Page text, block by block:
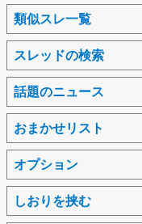
類似スレ一覧
スレッドの検索
話題のニュース
おまかせリスト
オプション
しおりを挟む